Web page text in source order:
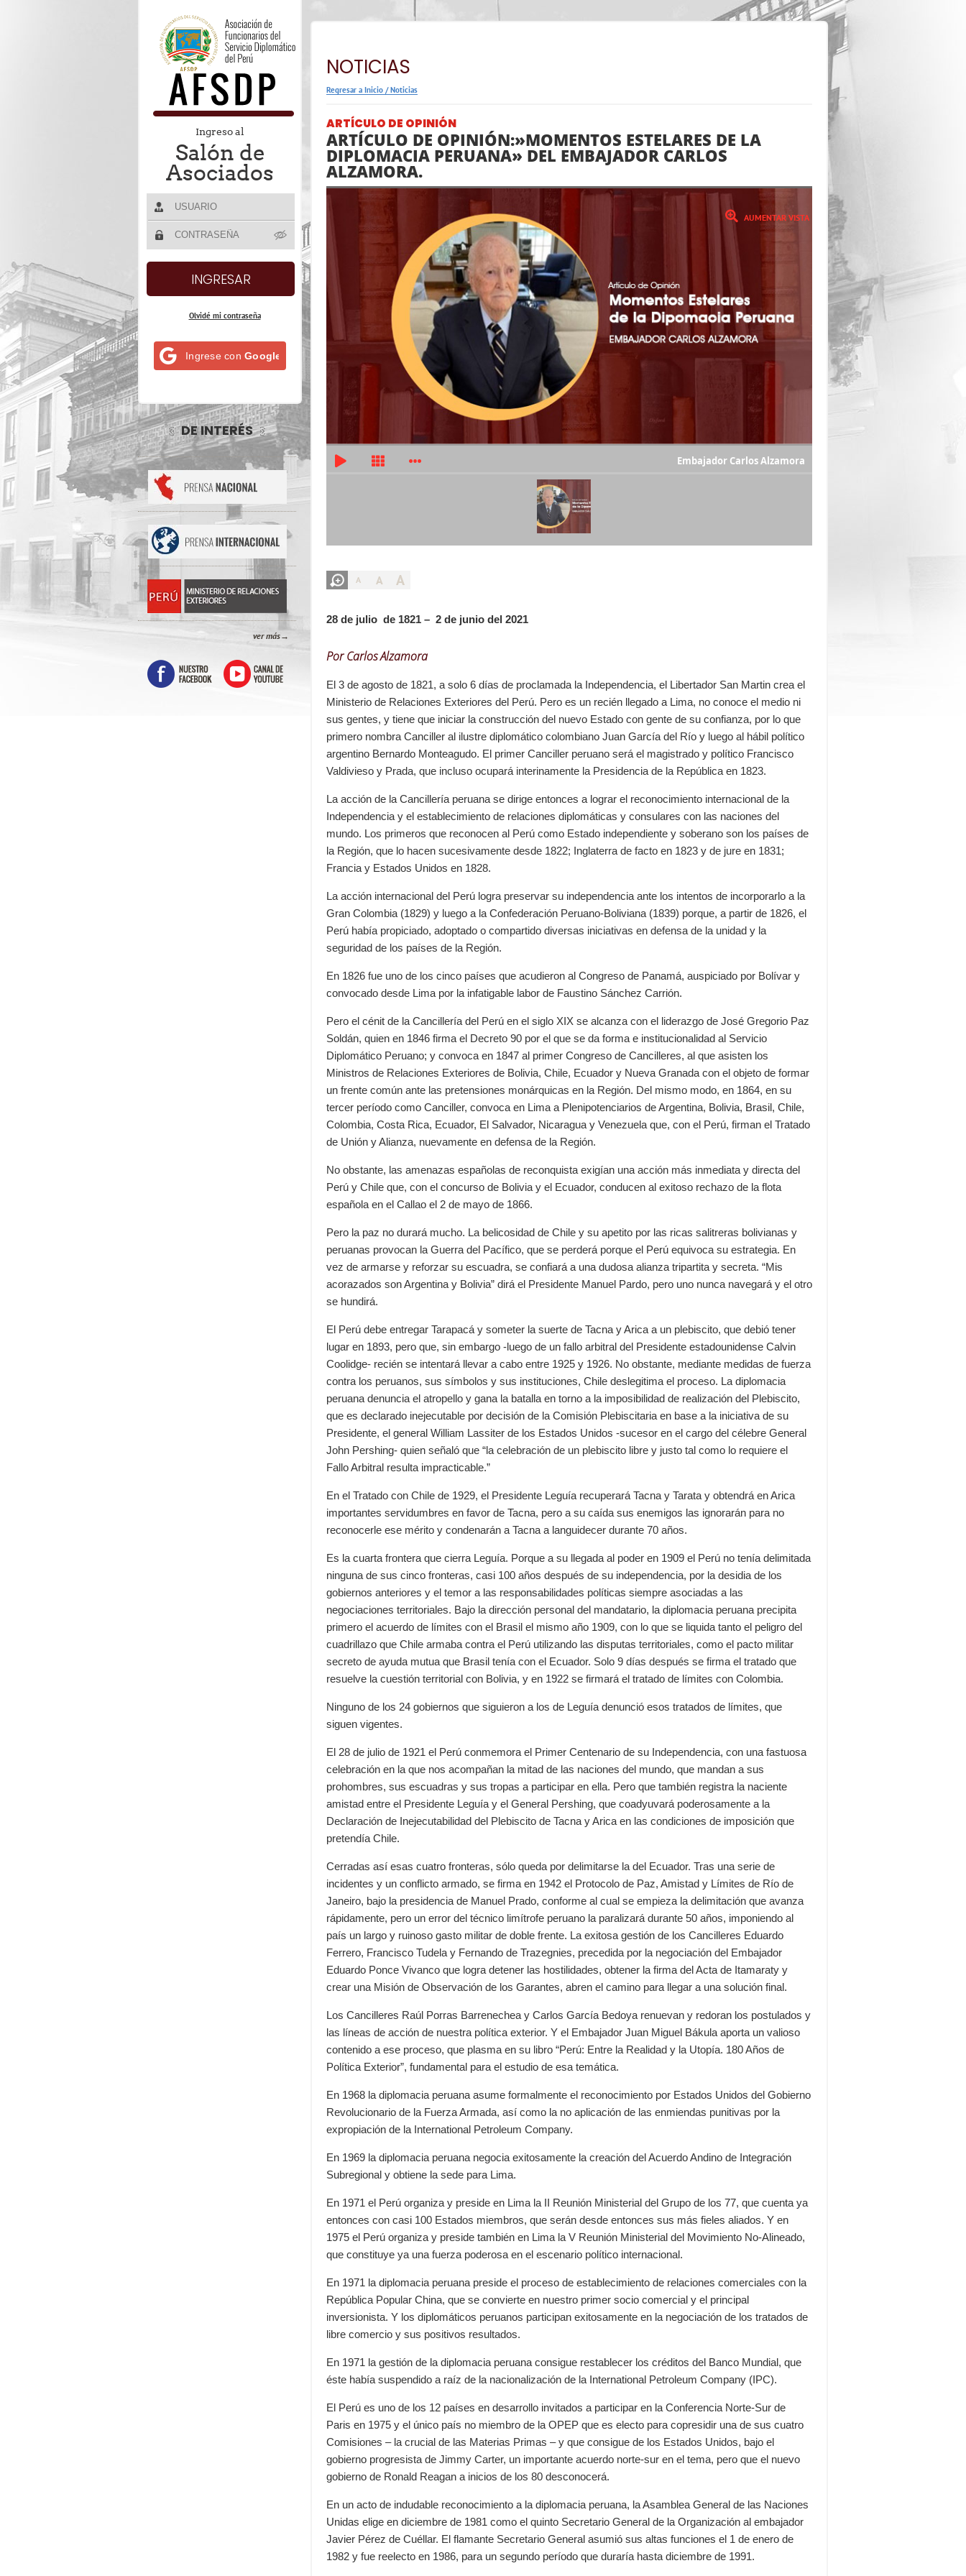
Ingreso al
Salón de
Asociados
Olvidé mi contraseña
Ingrese con Google
DE INTERÉS
ver más
NOTICIAS
Regresar a Inicio /Noticias
ARTÍCULO DE OPINIÓN
ARTÍCULO DE OPINIÓN:»MOMENTOS ESTELARES DE LA
DIPLOMACIA PERUANA» DEL EMBAJADOR CARLOS
ALZAMORA.
Embajador Carlos Alzamora
A A A
28 de julio de 1821 – 2 de junio del 2021
PorCarlos Alzamora
El 3 de agosto de 1821, a solo 6 días de proclamada la Independencia, el Libertador San Martin crea el
Ministerio de Relaciones Exteriores del Perú. Pero es un recién llegado a Lima, no conoce el medio ni
sus gentes, y tiene que iniciar la construcción del nuevo Estado con gente de su confianza, por lo que
primero nombra Canciller al ilustre diplomático colombiano Juan García del Río y luego al hábil político
argentino Bernardo Monteagudo. El primer Canciller peruano será el magistrado y político Francisco
Valdivieso y Prada, que incluso ocupará interinamente la Presidencia de la República en 1823.
La acción de la Cancillería peruana se dirige entonces a lograr el reconocimiento internacional de la
Independencia y el establecimiento de relaciones diplomáticas y consulares con las naciones del
mundo. Los primeros que reconocen al Perú como Estado independiente y soberano son los países de
la Región, que lo hacen sucesivamente desde 1822; Inglaterra de facto en 1823 y de jure en 1831;
Francia y Estados Unidos en 1828.
La acción internacional del Perú logra preservar su independencia ante los intentos de incorporarlo a la
Gran Colombia (1829) y luego a la Confederación Peruano-Boliviana (1839) porque, a partir de 1826, el
Perú había propiciado, adoptado o compartido diversas iniciativas en defensa de la unidad y la
seguridad de los países de la Región.
En 1826 fue uno de los cinco países que acudieron al Congreso de Panamá, auspiciado por Bolívar y
convocado desde Lima por la infatigable labor de Faustino Sánchez Carrión.
Pero el cénit de la Cancillería del Perú en el siglo XIX se alcanza con el liderazgo de José Gregorio Paz
Soldán, quien en 1846 firma el Decreto 90 por el que se da forma e institucionalidad al Servicio
Diplomático Peruano; y convoca en 1847 al primer Congreso de Cancilleres, al que asisten los
Ministros de Relaciones Exteriores de Bolivia, Chile, Ecuador y Nueva Granada con el objeto de formar
un frente común ante las pretensiones monárquicas en la Región. Del mismo modo, en 1864, en su
tercer período como Canciller, convoca en Lima a Plenipotenciarios de Argentina, Bolivia, Brasil, Chile,
Colombia, Costa Rica, Ecuador, El Salvador, Nicaragua y Venezuela que, con el Perú, firman el Tratado
de Unión y Alianza, nuevamente en defensa de la Región.
No obstante, las amenazas españolas de reconquista exigían una acción más inmediata y directa del
Perú y Chile que, con el concurso de Bolivia y el Ecuador, conducen al exitoso rechazo de la flota
española en el Callao el 2 de mayo de 1866.
Pero la paz no durará mucho. La belicosidad de Chile y su apetito por las ricas salitreras bolivianas y
peruanas provocan la Guerra del Pacífico, que se perderá porque el Perú equivoca su estrategia. En
vez de armarse y reforzar su escuadra, se confiará a una dudosa alianza tripartita y secreta. “Mis
acorazados son Argentina y Bolivia” dirá el Presidente Manuel Pardo, pero uno nunca navegará y el otro
se hundirá.
El Perú debe entregar Tarapacá y someter la suerte de Tacna y Arica a un plebiscito, que debió tener
lugar en 1893, pero que, sin embargo -luego de un fallo arbitral del Presidente estadounidense Calvin
Coolidge- recién se intentará llevar a cabo entre 1925 y 1926. No obstante, mediante medidas de fuerza
contra los peruanos, sus símbolos y sus instituciones, Chile deslegitima el proceso. La diplomacia
peruana denuncia el atropello y gana la batalla en torno a la imposibilidad de realización del Plebiscito,
que es declarado inejecutable por decisión de la Comisión Plebiscitaria en base a la iniciativa de su
Presidente, el general William Lassiter de los Estados Unidos -sucesor en el cargo del célebre General
John Pershing- quien señaló que “la celebración de un plebiscito libre y justo tal como lo requiere el
Fallo Arbitral resulta impracticable.”
En el Tratado con Chile de 1929, el Presidente Leguía recuperará Tacna y Tarata y obtendrá en Arica
importantes servidumbres en favor de Tacna, pero a su caída sus enemigos las ignorarán para no
reconocerle ese mérito y condenarán a Tacna a languidecer durante 70 años.
Es la cuarta frontera que cierra Leguía. Porque a su llegada al poder en 1909 el Perú no tenía delimitada
ninguna de sus cinco fronteras, casi 100 años después de su independencia, por la desidia de los
gobiernos anteriores y el temor a las responsabilidades políticas siempre asociadas a las
negociaciones territoriales. Bajo la dirección personal del mandatario, la diplomacia peruana precipita
primero el acuerdo de límites con el Brasil el mismo año 1909, con lo que se liquida tanto el peligro del
cuadrillazo que Chile armaba contra el Perú utilizando las disputas territoriales, como el pacto militar
secreto de ayuda mutua que Brasil tenía con el Ecuador. Solo 9 días después se firma el tratado que
resuelve la cuestión territorial con Bolivia, y en 1922 se firmará el tratado de límites con Colombia.
Ninguno de los 24 gobiernos que siguieron a los de Leguía denunció esos tratados de límites, que
siguen vigentes.
El 28 de julio de 1921 el Perú conmemora el Primer Centenario de su Independencia, con una fastuosa
celebración en la que nos acompañan la mitad de las naciones del mundo, que mandan a sus
prohombres, sus escuadras y sus tropas a participar en ella. Pero que también registra la naciente
amistad entre el Presidente Leguía y el General Pershing, que coadyuvará poderosamente a la
Declaración de Inejecutabilidad del Plebiscito de Tacna y Arica en las condiciones de imposición que
pretendía Chile.
Cerradas así esas cuatro fronteras, sólo queda por delimitarse la del Ecuador. Tras una serie de
incidentes y un conflicto armado, se firma en 1942 el Protocolo de Paz, Amistad y Límites de Río de
Janeiro, bajo la presidencia de Manuel Prado, conforme al cual se empieza la delimitación que avanza
rápidamente, pero un error del técnico limítrofe peruano la paralizará durante 50 años, imponiendo al
país un largo y ruinoso gasto militar de doble frente. La exitosa gestión de los Cancilleres Eduardo
Ferrero, Francisco Tudela y Fernando de Trazegnies, precedida por la negociación del Embajador
Eduardo Ponce Vivanco que logra detener las hostilidades, obtener la firma del Acta de Itamaraty y
crear una Misión de Observación de los Garantes, abren el camino para llegar a una solución final.
Los Cancilleres Raúl Porras Barrenechea y Carlos García Bedoya renuevan y redoran los postulados y
las líneas de acción de nuestra política exterior. Y el Embajador Juan Miguel Bákula aporta un valioso
contenido a ese proceso, que plasma en su libro “Perú: Entre la Realidad y la Utopía. 180 Años de
Política Exterior”, fundamental para el estudio de esa temática.
En 1968 la diplomacia peruana asume formalmente el reconocimiento por Estados Unidos del Gobierno
Revolucionario de la Fuerza Armada, así como la no aplicación de las enmiendas punitivas por la
expropiación de la International Petroleum Company.
En 1969 la diplomacia peruana negocia exitosamente la creación del Acuerdo Andino de Integración
Subregional y obtiene la sede para Lima.
En 1971 el Perú organiza y preside en Lima la II Reunión Ministerial del Grupo de los 77, que cuenta ya
entonces con casi 100 Estados miembros, que serán desde entonces sus más fieles aliados. Y en
1975 el Perú organiza y preside también en Lima la V Reunión Ministerial del Movimiento No-Alineado,
que constituye ya una fuerza poderosa en el escenario político internacional.
En 1971 la diplomacia peruana preside el proceso de establecimiento de relaciones comerciales con la
República Popular China, que se convierte en nuestro primer socio comercial y el principal
inversionista. Y los diplomáticos peruanos participan exitosamente en la negociación de los tratados de
libre comercio y sus positivos resultados.
En 1971 la gestión de la diplomacia peruana consigue restablecer los créditos del Banco Mundial, que
éste había suspendido a raíz de la nacionalización de la International Petroleum Company (IPC).
El Perú es uno de los 12 países en desarrollo invitados a participar en la Conferencia Norte-Sur de
Paris en 1975 y el único país no miembro de la OPEP que es electo para copresidir una de sus cuatro
Comisiones – la crucial de las Materias Primas – y que consigue de los Estados Unidos, bajo el
gobierno progresista de Jimmy Carter, un importante acuerdo norte-sur en el tema, pero que el nuevo
gobierno de Ronald Reagan a inicios de los 80 desconocerá.
En un acto de indudable reconocimiento a la diplomacia peruana, la Asamblea General de las Naciones
Unidas elige en diciembre de 1981 como el quinto Secretario General de la Organización al embajador
Javier Pérez de Cuéllar. El flamante Secretario General asumió sus altas funciones el 1 de enero de
1982 y fue reelecto en 1986, para un segundo período que duraría hasta diciembre de 1991.